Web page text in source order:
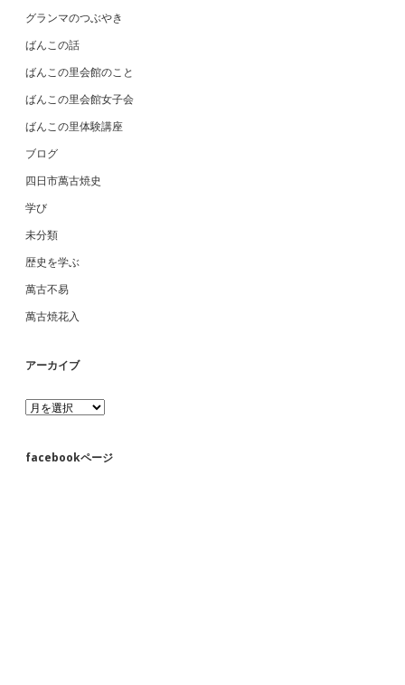
グランマのつぶやき
ばんこの話
ばんこの里会館のこと
ばんこの里会館女子会
ばんこの里体験講座
ブログ
四日市萬古焼史
学び
未分類
歴史を学ぶ
萬古不易
萬古焼花入
アーカイブ
ア
ー
イ
facebookページ